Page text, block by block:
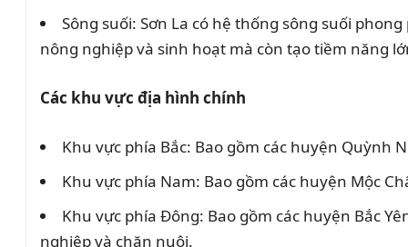
Sông suối: Sơn La có hệ thống sông suối
nông nghiệp và sinh hoạt mà còn tạo tiềm năng
Các khu vực địa hình chính
Khu vực phía Bắc: Bao gồm các huyện
Khu vực phía Nam: Bao gồm các huyện Mộc
Khu vực phía Đông: Bao gồm các huyện Bắc
nghiệp và chăn nuôi.